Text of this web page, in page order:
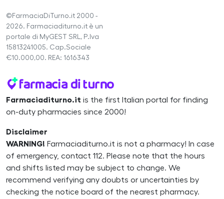
©FarmaciaDiTurno.it 2000 -
2026. Farmaciaditurno.it è un
portale di MyGEST SRL, P.Iva
15813241005. Cap.Sociale
€10.000,00. REA: 1616343
Farmaciaditurno.it is the first Italian portal for finding
on-duty pharmacies since 2000!
Disclaimer
WARNING! Farmaciaditurno.it is not a pharmacy! In case
of emergency, contact 112. Please note that the hours
and shifts listed may be subject to change. We
recommend verifying any doubts or uncertainties by
checking the notice board of the nearest pharmacy.